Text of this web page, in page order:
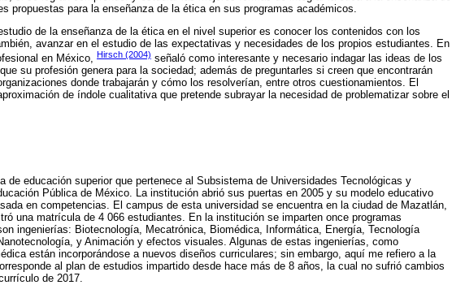
propuestas para la enseñanza de la ética en sus programas académicos.
de la enseñanza de la ética en el nivel superior es conocer los contenidos con los
avanzar en el estudio de las expectativas y necesidades de los propios estudiantes. En
en México, Hirsch (2004) señaló como interesante y necesario indagar las ideas de los
su profesión genera para la sociedad; además de preguntarles si creen que encontrarán
donde trabajarán y cómo los resolverían, entre otros cuestionamientos. El
de índole cualitativa que pretende subrayar la necesidad de problematizar sobre el
de educación superior que pertenece al Subsistema de Universidades Tecnológicas y
Pública de México. La institución abrió sus puertas en 2005 y su modelo educativo
en competencias. El campus de esta universidad se encuentra en la ciudad de Mazatlán,
una matrícula de 4 066 estudiantes. En la institución se imparten once programas
ingenierías: Biotecnología, Mecatrónica, Biomédica, Informática, Energía, Tecnología
y Animación y efectos visuales. Algunas de estas ingenierías, como
están incorporándose a nuevos diseños curriculares; sin embargo, aquí me refiero a la
al plan de estudios impartido desde hace más de 8 años, la cual no sufrió cambios
de 2017.